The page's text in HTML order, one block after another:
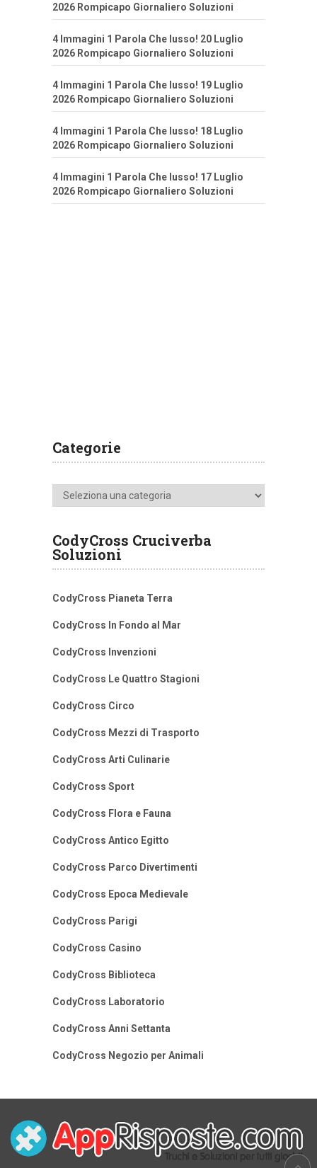
2026 Rompicapo Giornaliero Soluzioni
4 Immagini 1 Parola Che lusso! 20 Luglio
2026 Rompicapo Giornaliero Soluzioni
4 Immagini 1 Parola Che lusso! 19 Luglio
2026 Rompicapo Giornaliero Soluzioni
4 Immagini 1 Parola Che lusso! 18 Luglio
2026 Rompicapo Giornaliero Soluzioni
4 Immagini 1 Parola Che lusso! 17 Luglio
2026 Rompicapo Giornaliero Soluzioni
Categorie
Categorie
CodyCross Cruciverba
Soluzioni
CodyCross Pianeta Terra
CodyCross In Fondo al Mar
CodyCross Invenzioni
CodyCross Le Quattro Stagioni
CodyCross Circo
CodyCross Mezzi di Trasporto
CodyCross Arti Culinarie
CodyCross Sport
CodyCross Flora e Fauna
CodyCross Antico Egitto
CodyCross Parco Divertimenti
CodyCross Epoca Medievale
CodyCross Parigi
CodyCross Casino
CodyCross Biblioteca
CodyCross Laboratorio
CodyCross Anni Settanta
CodyCross Negozio per Animali